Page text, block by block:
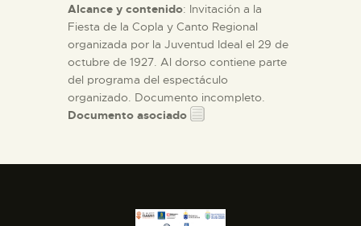
Alcance y contenido: Invitación a la
Fiesta de la Copla y Canto Regional
organizada por la Juventud Ideal el 29 de
octubre de 1927. Al dorso contiene parte
del programa del espectáculo
organizado. Documento incompleto.
Documento asociado